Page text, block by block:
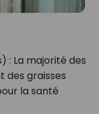
: La majorité des
des graisses
la santé